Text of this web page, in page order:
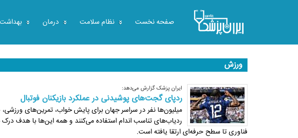
صفحه نخست نظام سلامت درمان بهداشت
ورزش
ایران پزشک گزارش می‌دهد:
ردپای گجت‌های پوشیدنی در عملکرد بازیکنان فوتبال
میلیون‌ها نفر در سراسر جهان برای پایش خواب، تمرین‌های
ردیاب‌های تناسب اندام استفاده می‌کنند و همه این‌ها با هدف
فناوری تا سطح حرفه‌ای ارتقا یافته است.